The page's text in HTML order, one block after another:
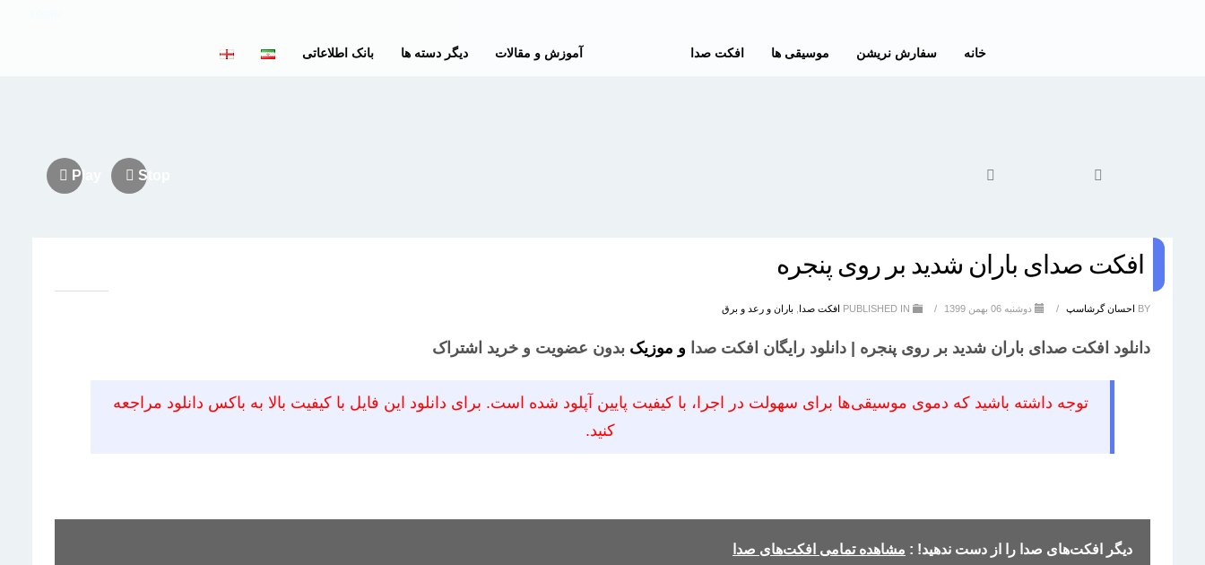
خانه سفارش نریشن موسیقی ها افکت صدا آموزش و مقالات دیگر دسته ها بانک اطلاعاتی
Play Stop
افکت صدای باران شدید بر روی پنجره
BY احسان گرشاسپ / دوشنبه 06 بهمن 1399 / افکت صدا باران و رعد و برق
دانلود افکت صدای باران شدید بر روی پنجره | دانلود رایگان افکت صدا و موزیک بدون عضویت و خرید اشتراک
توجه داشته باشید که دموی موسیقی‌ها برای سهولت در اجرا، با کیفیت پایین آپلود شده است. برای دانلود این فایل با کیفیت بالا به باکس دانلود مراجعه
کنید.
دیگر افکت‌های صدا را از دست ندهید! : مشاهده تمامی افکت‌های صدا